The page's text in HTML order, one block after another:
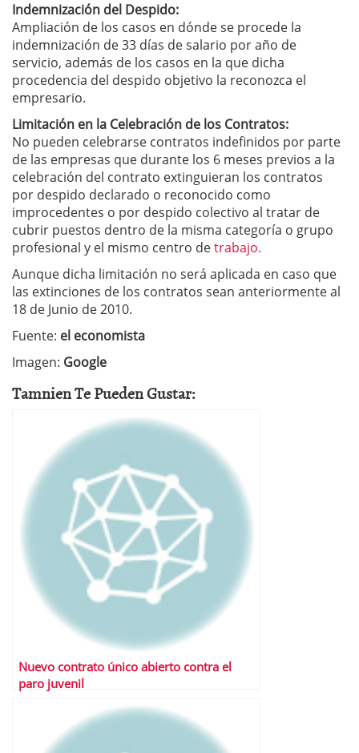
Indemnización del Despido:
Ampliación de los casos en dónde se procede la
indemnización de 33 días de salario por año de
servicio, además de los casos en la que dicha
procedencia del despido objetivo la reconozca el
empresario.
Limitación en la Celebración de los Contratos:
No pueden celebrarse contratos indefinidos por parte
de las empresas que durante los 6 meses previos a la
celebración del contrato extinguieran los contratos
por despido declarado o reconocido como
improcedentes o por despido colectivo al tratar de
cubrir puestos dentro de la misma categoría o grupo
profesional y el mismo centro detrabajo.
Aunque dicha limitación no será aplicada en caso que
las extinciones de los contratos sean anteriormente al
18 de Junio de 2010.
Fuente: el economista
Imagen: Google
Tamnien Te Pueden Gustar:
Nuevo contrato único abierto contra el
paro juvenil